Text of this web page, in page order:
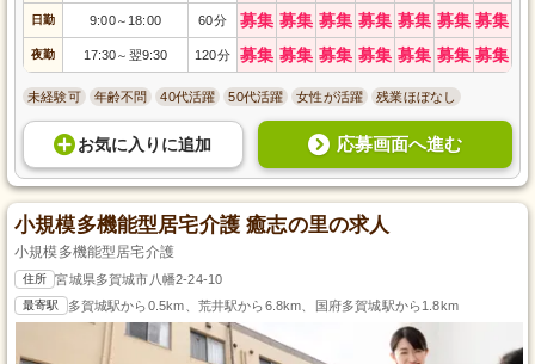
日勤 9:00～ 18:00 60分 募集 募集 募集 募集 募集 募集 募集
夜勤 17:30～ 翌9:30 120分 募集 募集 募集 募集 募集 募集 募集
未経験可 年齢不問 40代活躍 50代活躍 女性が活躍 残業ほぼなし
お気に入り に追加 応募画面へ進む
小規模多機能型居宅介護 癒志の里の求人
小規模多機能型居宅介護
住所 宮城県多賀城市八幡2-24-10
最寄駅 多賀城駅から0.5km、荒井駅から6.8km、国府多賀城駅から1.8km